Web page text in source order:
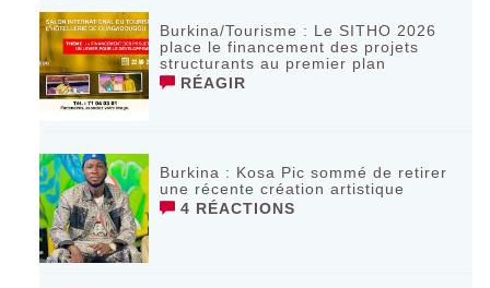
Burkina/Tourisme : Le SITHO 2026
place le financement des projets
structurants au premier plan
RÉAGIR
Burkina : Kosa Pic sommé de retirer
une récente création artistique
4 RÉACTIONS